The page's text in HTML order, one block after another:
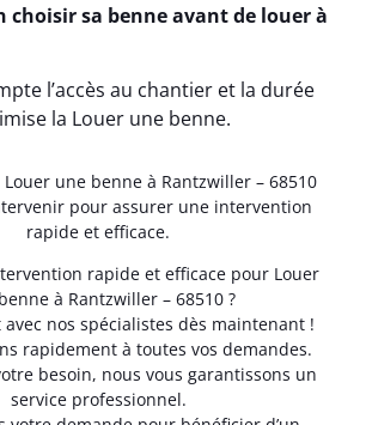
choisir sa benne avant de louer à
l’accès au chantier et la durée
la Louer une benne.
une benne à Rantzwiller – 68510
pour assurer une intervention
rapide et efficace.
rapide et efficace pour Louer
à Rantzwiller – 68510 ?
avec nos spécialistes dès maintenant !
rapidement à toutes vos demandes.
besoin, nous vous garantissons un
service professionnel.